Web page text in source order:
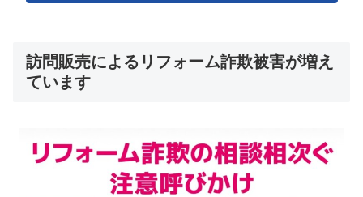
訪問販売によるリフォーム詐欺被害が増え
ています